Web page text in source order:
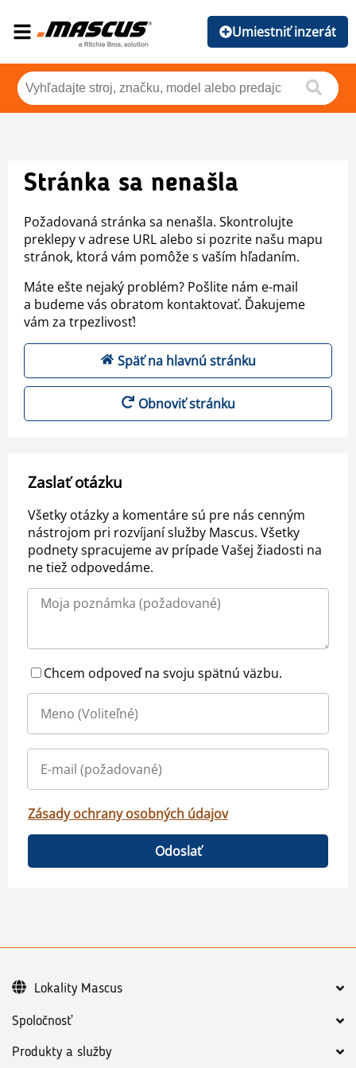
Umiestniť inzerát
Stránka sa nenašla
Požadovaná stránka sa nenašla. Skontrolujte
preklepy v adrese URL alebo si pozrite našu mapu
stránok, ktorá vám pomôže s vaším hľadaním.
Máte ešte nejaký problém? Pošlite nám e-mail
a budeme vás obratom kontaktovať. Ďakujeme
vám za trpezlivosť!
Späť na hlavnú stránku
Obnoviť stránku
Zaslať otázku
Všetky otázky a komentáre sú pre nás cenným
nástrojom pri rozvíjaní služby Mascus. Všetky
podnety spracujeme av prípade Vašej žiadosti na
ne tiež odpovedáme.
Chcem odpoveď na svoju spätnú väzbu.
Zásady ochrany osobných údajov
Odoslať
Spoločnosť
Produkty a služby
Lokality Mascus